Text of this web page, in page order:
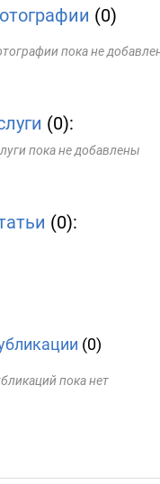
(0)
пока не
(0):
пока не добавлены
(0):
(0)
пока нет